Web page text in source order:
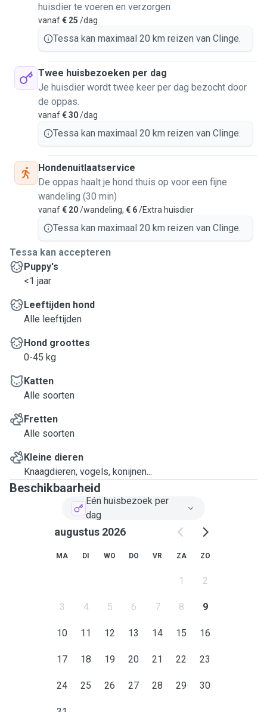
ik de tijd om hem op zijn gemak te stellen.
Veiligheid en welzijn staan bij mij altijd op de eerste plaats.
huisdier te voeren en verzorgen
vanaf€ 25 /dag
Tessa kan maximaal 20 km reizen van Clinge.
Twee huisbezoeken per dag
Je huisdier wordt twee keer per dag bezocht door
de oppas.
vanaf€ 30/dag
Tessa kan maximaal 20 km reizen van Clinge.
Hondenuitlaatservice
De oppas haalt je hond thuis op voor een fijne
wandeling (30 min)
vanaf€ 20/wandeling, € 6/Extra huisdier
Tessa kan maximaal 20 km reizen van Clinge.
Tessa kan accepteren
Puppy's
<1 jaar
Leeftijden hond
Alle leeftijden
Hond groottes
0-45 kg
Katten
Alle soorten
Fretten
Alle soorten
Kleine dieren
Knaagdieren, vogels, konijnen...
Beschikbaarheid
Eén huisbezoek per
dag
augustus 2026
MA DI WO DO VR ZA ZO
1 2
3 4 5 6 7 8 9
10 11 12 13 14 15 16
17 18 19 20 21 22 23
24 25 26 27 28 29 30